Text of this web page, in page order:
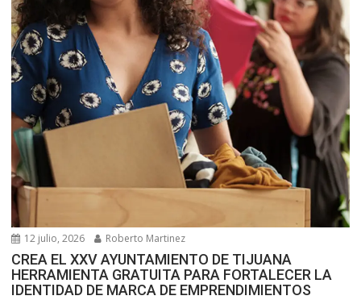
12 julio, 2026 Roberto Martinez
CREA EL XXV AYUNTAMIENTO DE TIJUANA
HERRAMIENTA GRATUITA PARA FORTALECER LA
IDENTIDAD DE MARCA DE EMPRENDIMIENTOS